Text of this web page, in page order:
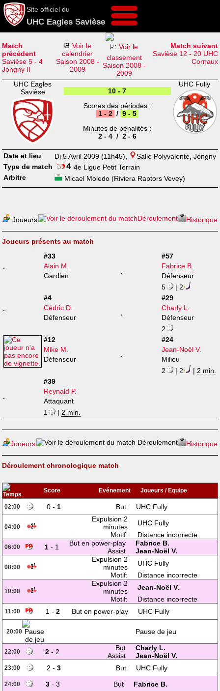
Site officiel du
UHC Eagles Savièse
Match
précédent
Savièse 5 - 4
Jongny II
📆Voir le
calendrier
Saison 2008 -
2009
📈Voir le
classement
Saison 2008 -
2009
Match suivant
Savièse 12 - 20 UHC
Cornaux
UHC Eagles
Savièse
10 - 7
Scores des périodes :
1 - 2 / 9 - 5
Minutes de pénalités :
2 - 4 / 2 - 6
UHC Fully
Date et lieu Di 5 Avril 2009 (11h45),
Salle Polyvalente, Jongny
Type de match
4e Ligue Petit Terrain
Arbitre
Micael Moledo (Riviera Raptors Vevey)
Joueurs Déroulement Historique
Joueurs présents au match
#33
Alain M.
Gardien
#57
Fabrice B.
Défenseur
5
| 2
#4
Cédric D.
Défenseur
#29
Charly L.
Défenseur
2
#12
Mike M.
Défenseur
#24
Jean-Noël V.
Milieu
2
| 2 | 2 min.
#39
Reynald P.
Attaquant
1
| 2 min.
Joueurs Déroulement Historique
Déroulement chronologique match
Score Evénement Joueurs / Equipe
02:00 0 - 1 But UHC Fully
04:00
Expulsion 2
minutes
UHC Fully
Motif:
Distance incorrecte
06:00 1 - 1 But en power-play
Fabrice B.
Assist
Jean-Noël V.
08:00
Expulsion 2
minutes
UHC Fully
Motif:
Distance incorrecte
10:00
Expulsion 2
minutes
Jean-Noël V.
Motif:
Distance incorrecte
11:00 1 - 2 But en power-play UHC Fully
20:00 Pause de jeu
22:00 2 - 2 But
Charly L.
Assist
Jean-Noël V.
23:00 2 - 3 But UHC Fully
24:00 3 - 3 But Fabrice B.